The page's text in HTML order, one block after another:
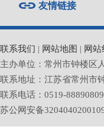
友情链接
联系我们 | 网站地图 | 网站
主办单位：常州市钟楼区
联系地址：江苏省常州市
联系电话：0519-
苏公网安备